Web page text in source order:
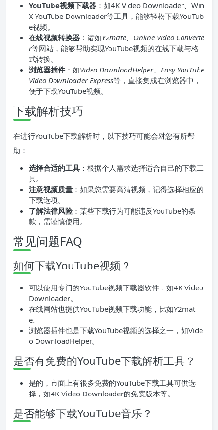
YouTube视频下载器 ：如4K Video Downloader、Win
X YouTube Downloader等工具，能够轻松下载YouTub
e视频。
在线视频转换器 ：诸如Y2mate、 Online Video Converte
r等网站，能够帮助实现YouTube视频的在线下载与格
式转换。
浏览器插件 ：如Video DownloadHelper、 Easy YouTube
Video Downloader Express等，直接集成在浏览器中，
便于下载YouTube视频。
下载解析技巧
在进行YouTube下载解析时，以下技巧可能会对您有所帮
助：
选择合适的工具 ：根据个人需求选择适合自己的下载工
具。
注意视频质量 ：如果您需要高清视频，记得选择相应的
下载选项。
了解法律风险 ：某些下载行为可能违反YouTube的条
款，需谨慎使用。
常见问题FAQ
如何下载YouTube视频？
可以使用专门的YouTube视频下载器软件，如4K Video
Downloader。
在线网站也提供YouTube视频下载功能，比如Y2mat
e。
浏览器插件也是下载YouTube视频的选择之一，如Vide
o DownloadHelper。
是否有免费的YouTube下载解析工具？
是的，市面上有很多免费的YouTube下载工具可供选
择，如4K Video Downloader的免费版本等。
是否能够下载YouTube音乐？